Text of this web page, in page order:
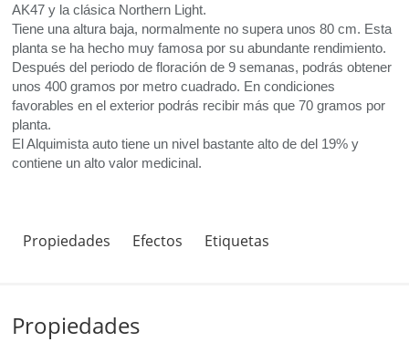
AK47 y la clásica Northern Light.
Tiene una altura baja, normalmente no supera unos 80 cm. Esta
planta se ha hecho muy famosa por su abundante rendimiento.
Después del periodo de floración de 9 semanas, podrás obtener
unos 400 gramos por metro cuadrado. En condiciones
favorables en el exterior podrás recibir más que 70 gramos por
planta.
El Alquimista auto tiene un nivel bastante alto dedel 19% y
contiene un alto valor medicinal.
Propiedades Efectos Etiquetas
Propiedades